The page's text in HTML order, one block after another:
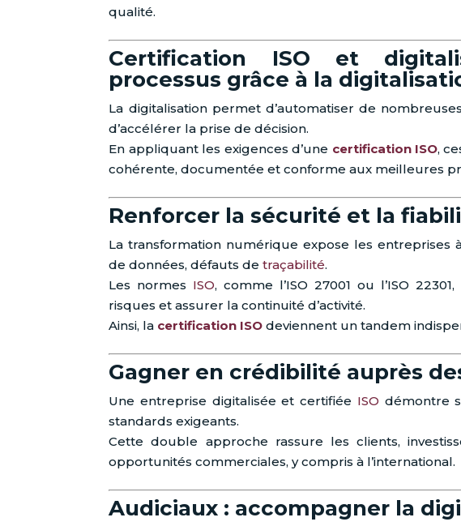
qualité.
Certification ISO et
processus grâce à la
La digitalisation permet d’automatiser de
d’accélérer la prise de décision.
En appliquant les exigences d’une certification ISO,
cohérente, documentée et conforme aux meilleures
Renforcer la sécurité et la
La transformation numérique expose les entreprises
de données, défauts detraçabilité.
Les normes ISO, comme l’ISO 27001 ou l’ISO
risques et assurer la continuité d’activité.
Ainsi, la certification ISO deviennent un tandem
Gagner en crédibilité auprès
Une entreprise digitalisée et certifiée ISO démontre
standards exigeants.
Cette double approche rassure les clients,
opportunités commerciales, y compris à l’international.
Audiciaux : accompagner la